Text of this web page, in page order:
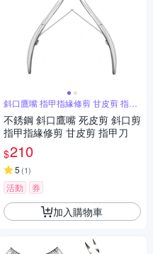
斜口鷹嘴 指甲指緣修剪 甘皮剪 指甲
刀
不銹鋼 斜口鷹嘴 死皮剪 斜口剪
指甲指緣修剪 甘皮剪 指甲刀
$210
5 (1)
活動 券
加入購物車